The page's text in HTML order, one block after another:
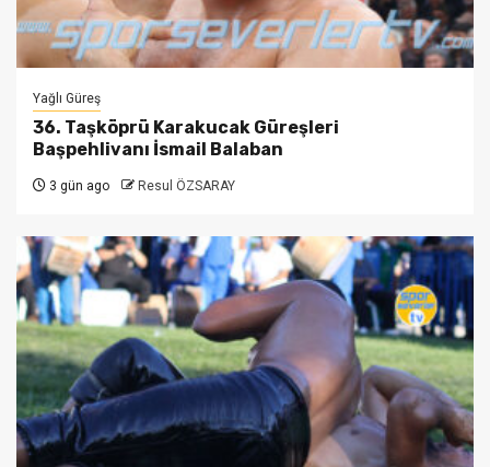
Yağlı Güreş
36. Taşköprü Karakucak Güreşleri
Başpehlivanı İsmail Balaban
3 gün ago Resul ÖZSARAY